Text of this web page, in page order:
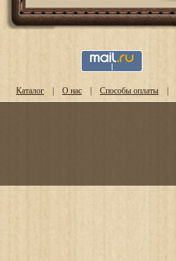
Каталог | О нас | Способы оплаты |